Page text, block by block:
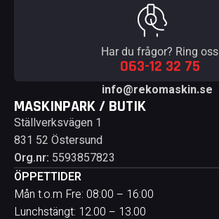
Har du frågor? Ring oss
063-12 32 75
info@rekomaskin.se
MASKINPARK / BUTIK
Ställverksvägen 1
831 52 Östersund
Org.nr: 5593857823
ÖPPETTIDER
Mån t.o.m Fre: 08:00 – 16:00
Lunchstängt: 12.00 – 13.00